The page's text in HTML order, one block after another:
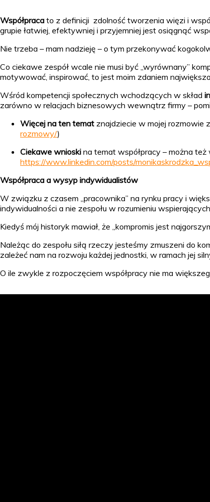
Współpraca to z definicji zdolność tworzenia więzi i
grupie łatwiej, efektywniej i przyjemniej jest osiągnąć
Nie trzeba – mam nadzieję – o tym przekonywać
Co ciekawe zespół wcale nie musi być „wyrównany”
motywować, inspirować, to jest moim zdaniem
Wśród kompetencji społecznych wchodzących w skład
zarówno w relacjach biznesowych wewnątrz firmy –
Więcej na ten temat znajdziecie w mojej rozmowie
rozmowy/)
Ciekawe wnioski na temat współpracy – można
https://www.linkedin.com/posts/
Współpraca a wysyp indywidualistów
W związku z czasem „pracownika” na rynku pracy i
indywidualności a nie zespołu w rozumieniu
Kiedyś mój historyk mawiał, że „kompromis jest
Należąc do zespołu siłą rzeczy jesteśmy zmuszeni do
zależeć nam na rozwoju każdej jednostki, w ramach jej
O ile zwykle z rozpoczęciem współpracy nie ma